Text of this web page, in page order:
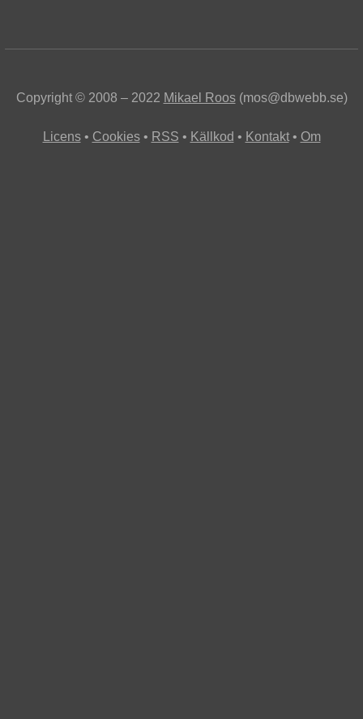
Copyright © 2008 – 2022 Mikael Roos(mos@dbwebb.se)
Licens Cookies RSS Källkod Kontakt Om